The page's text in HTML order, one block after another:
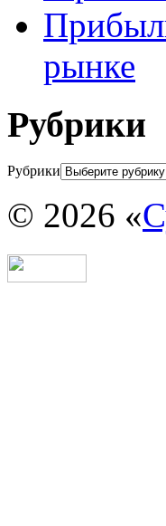
рынке
Рубрики
Рубрики
© 2026 «